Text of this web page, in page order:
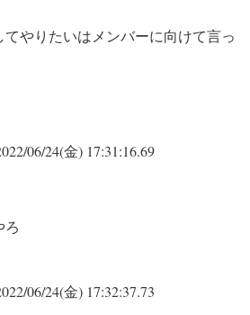
やりたいはメンバーに向けて言っ
06/24(金) 17:31:16.69
ろ
06/24(金) 17:32:37.73